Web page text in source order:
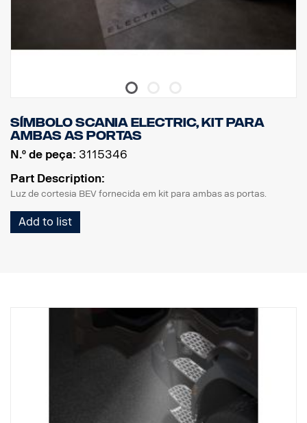
Símbolo Scania ELECTRIC, kit para
ambas as portas
N.º de peça: 3115346
Part Description:
Luz de cortesia BEV fornecida em kit para ambas as portas.
Add to list